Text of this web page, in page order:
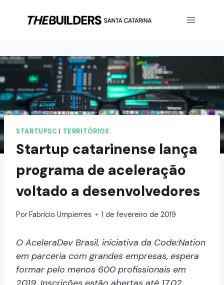
STARTUPSC TERRITÓRIOS
Startup catarinense lança
programa de aceleração
voltado a desenvolvedores
PorFabricio Umpierres 1 de fevereiro de 2019
O AceleraDev Brasil, iniciativa da Code:Nation
em parceria com grandes empresas, espera
formar pelo menos 600 profissionais em